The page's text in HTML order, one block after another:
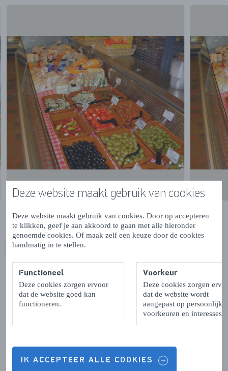
Deze website maakt gebruik van cookies
Deze website maakt gebruik van cookies. Door op accepteren
te klikken, geef je aan akkoord te gaan met alle hieronder
genoemde cookies. Of maak zelf een keuze door de cookies
handmatig in te stellen.
Functioneel
Deze cookies zorgen ervoor
dat de website goed kan
functioneren.
Voorkeur
Deze cookies zorgen
dat de website wordt
aangepast op persoonlijke
voorkeuren en interesses.
IK ACCEPTEER ALLE COOKIES
Contactgegevens & Openingstijden